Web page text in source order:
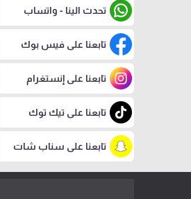
تحدث الينا - واتساب
تابعنا على فيس بوك
تابعنا على إنستغرام
تابعنا على تيك توك
تابعنا على سناب شات